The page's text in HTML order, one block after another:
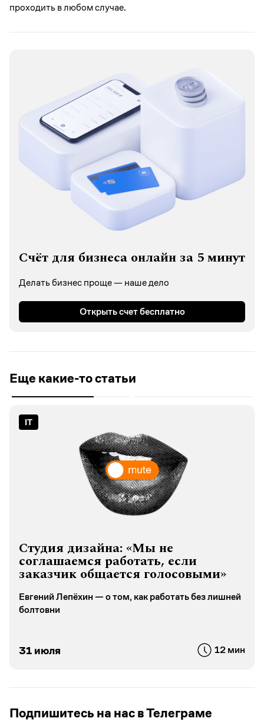
проходить в любом случае.
Счёт для бизнеса онлайн за 5 минут
Делать бизнес проще — наше дело
Открыть счет бесплатно
Еще какие-то статьи
IT
Студия дизайна: «Мы не
соглашаемся работать, если
заказчик общается голосовыми»
Евгений Лепёхин — о том, как работать без лишней
болтовни
31 июля 12 мин
Подпишитесь на нас в Телеграме